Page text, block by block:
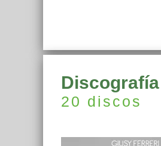
20 discos